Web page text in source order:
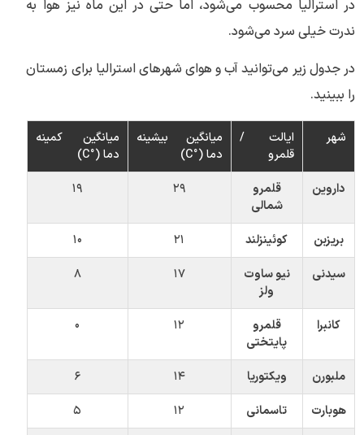
در استرالیا محسوب می‌شود، اما حتی در این ماه نیز هوا به
ندرت خیلی سرد می‌شود.
در جدول زیر می‌توانید آب و هوای شهرهای استرالیا برای زمستان
را ببینید.
شهر
ایالت /
قلمرو
میانگین بیشینه
دما (°C)
میانگین کمینه
دما (°C)
داروین
قلمرو
شمالی
۲۹ ۱۹
بریزبن کوئینزلند ۲۱
۱۰
سیدنی
نیو ساوت
ولز
۱۷ ۸
کانبرا
قلمرو
پایتختی
۱۲ ۰
ملبورن ویکتوریا ۱۴
۶
هوبارت
تاسمانی ۱۲
۵